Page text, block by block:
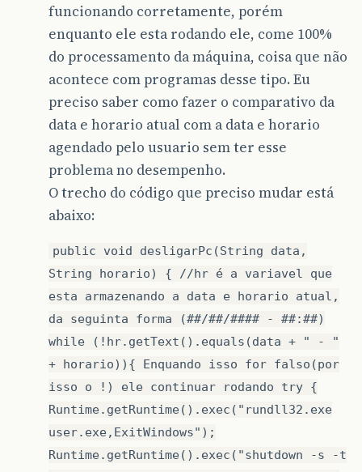
funcionando corretamente, porém
enquanto ele esta rodando ele, come 100%
do processamento da máquina, coisa que não
acontece com programas desse tipo. Eu
preciso saber como fazer o comparativo da
data e horario atual com a data e horario
agendado pelo usuario sem ter esse
problema no desempenho.
O trecho do código que preciso mudar está
abaixo:
public void desligarPc(String data,
String horario) { //hr é a variavel que
esta armazenando a data e horario atual,
da seguinta forma (##/##/#### - ##:##)
while (!hr.getText().equals(data + " - "
+ horario)){ Enquando isso for falso(por
isso o !) ele continuar rodando try {
Runtime.getRuntime().exec("rundll32.exe
user.exe,ExitWindows");
Runtime.getRuntime().exec("shutdown -s -t